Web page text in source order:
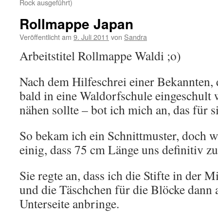
Rock ausgeführt)
Rollmappe Japan
Veröffentlicht am 9. Juli 2011 von Sandra
Arbeitstitel Rollmappe Waldi ;o)
Nach dem Hilfeschrei einer
bald in eine Waldorfschule eingeschult
nähen sollte – bot ich mich an, das für
So bekam ich ein Schnittmuster, doch
einig, dass 75 cm Länge uns definitiv
Sie regte an, dass ich die Stifte in der
und die Täschchen für die Blöcke dann
Unterseite anbringe.